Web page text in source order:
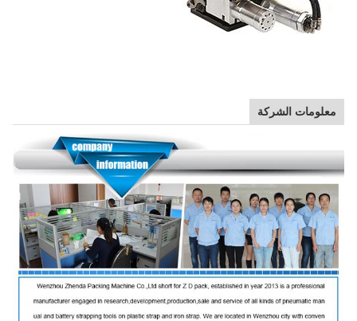
معلومات الشركة